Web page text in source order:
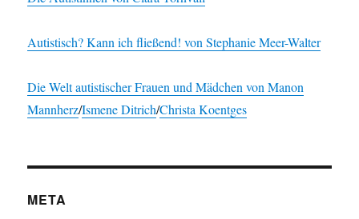
Autistisch? Kann ich fließend! von Stephanie Meer-Walter
Die Welt autistischer Frauen und Mädchen vonManon
Mannherz/Ismene Ditrich/Christa Koentges
META